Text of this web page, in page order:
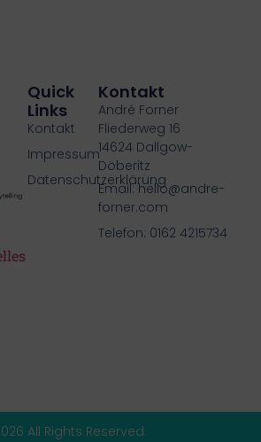
Quick
Links
Kontakt
Impressum
Datenschutzerklärung
Kontakt
André Forner
Fliederweg 16
14624 Dallgow-
Döberitz
Email: hello@andre-
forner.com
Telefon: 0162 4215734
All Rights Reserved.